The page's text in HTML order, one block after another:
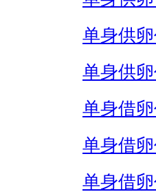
单身供
单身供
单身借
单身借
单身借